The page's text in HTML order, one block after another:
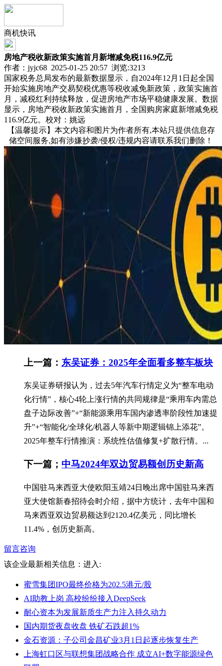
商机快讯
房地产税收新政策实施首月新增减免税116.9亿元
作者：jyjc68 2025-01-25 20:57 浏览:3213
国家税务总局发布的最新数据显示，自2024年12月1日起全国
开始实施房地产交易契税优惠等税收减免新政策，政策实施首
月，减税红利持续释放，促进房地产市场平稳健康发展。数据
显示，房地产税收新政策实施首月，全国购房家庭新增减免税
116.9亿元。校对：姚远
【温馨提示】本文内容和图片为作者所有,本站只提供信息存
储空间服务,如有涉嫌抄袭/侵权/违规内容请联系我们删除！
上一篇： 东吴证券：2025年全面看多整车板块
东吴证券研报认为，过去5年汽车行情定义为“整车电动
化行情”，核心4轮上涨行情的共同规律是“乘用车内需总
盘子边际改善”+“新能源乘用车国内渗透率阶段性加速提
升”+“智能化/全球化/机器人等新中期逻辑锦上添花”。
2025年整车行情推演：系统性估值修复+扩散行情。...
下一篇； 中马2024年双边贸易额创历史新高
中国驻马来西亚大使欧阳玉靖24日晚出席中国驻马来西
亚大使馆新春招待会时介绍，据中方统计，去年中国和
马来西亚双边贸易额达到2120.4亿美元，同比增长
11.4%，创历史新高。
留言咨询
该企业最新相关信息： 进入:
蜜雪集团IPO最终价格为202.5港元/股
AI助教上岗 高校纷纷接入DeepSeek
耐心资本为发展新质生产力注入持久动力
国内期货夜盘收盘 铁矿石跌超1%
金石资源：子公司金昌矿业3月1日起逐步恢复生产
上海虹口区与联想集团战略合作 成立AI+数字能源绿色